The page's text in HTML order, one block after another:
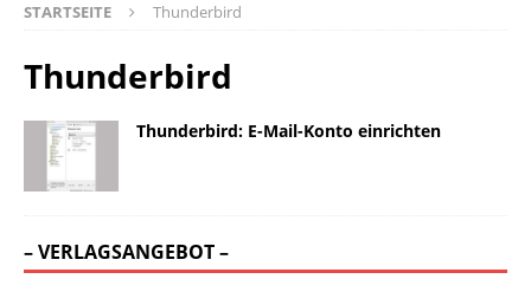
STARTSEITE Thunderbird
Thunderbird
Thunderbird: E-Mail-Konto einrichten
– VERLAGSANGEBOT –